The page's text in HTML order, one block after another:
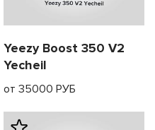
Yeezy Boost 350 V2
Yecheil
от 35000 РУБ